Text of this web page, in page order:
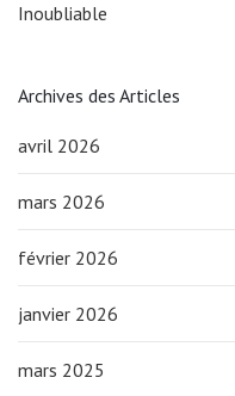
Inoubliable
Archives des Articles
avril 2026
mars 2026
février 2026
janvier 2026
mars 2025